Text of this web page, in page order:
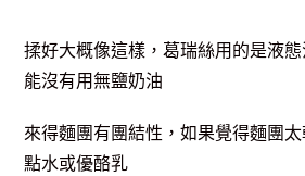
揉好大概像這樣，葛瑞絲用的是液
能沒有用無鹽奶油
來得麵團有團結性，如果覺得麵團
點水或優酪乳